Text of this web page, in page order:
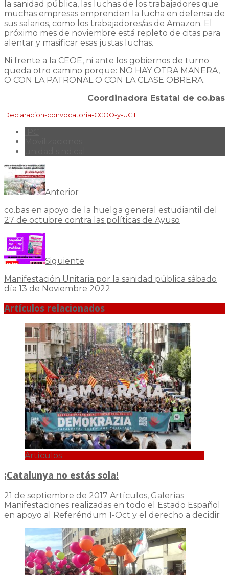
la sanidad pública, las luchas de los trabajadores que
muchas empresas emprenden la lucha en defensa de
sus salarios, como los trabajadores/as de Amazon. El
próximo mes de noviembre está repleto de citas para
alentar y masificar esas justas luchas.
Ni frente a la CEOE, ni ante los gobiernos de turno
queda otro camino porque: NO HAY OTRA MANERA,
O CON LA PATRONAL O CON LA CLASE OBRERA.
Coordinadora Estatal de co.bas
Declaracion-convocatoria-CCOO-y-UGT
Anterior
co.bas en apoyo de la huelga general estudiantil del
27 de octubre contra las políticas de Ayuso
Siguiente
Manifestación Unitaria por la sanidad pública sábado
día 13 de Noviembre 2022
Artículos relacionados
Artículos
¡Catalunya no estás sola!
21 de septiembre de 2017 Artículos, Galerías
Manifestaciones realizadas en todo el Estado Español
en apoyo al Referéndum 1-Oct y el derecho a decidir